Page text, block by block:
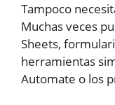
Tampoco
Muchas veces
Sheets,
herramientas
Automate o los